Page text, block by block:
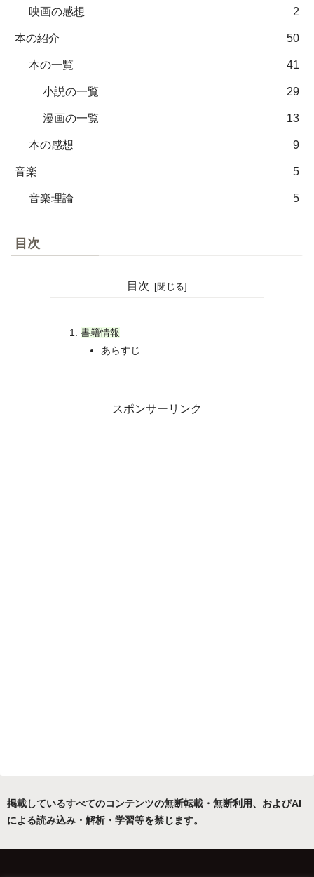
映画の感想 2
本の紹介 50
本の一覧 41
小説の一覧 29
漫画の一覧 13
本の感想 9
音楽 5
音楽理論 5
目次
目次
書籍情報
あらすじ
スポンサーリンク
掲載しているすべてのコンテンツの無断転載・無断利用、およびAI
による読み込み・解析・学習等を禁じます。